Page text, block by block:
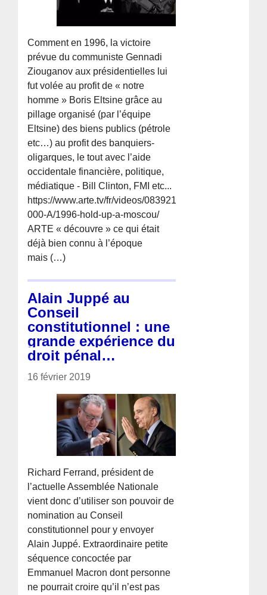
Comment en 1996, la victoire
prévue du communiste Gennadi
Ziouganov aux présidentielles lui
fut volée au profit de « notre
homme » Boris Eltsine grâce au
pillage organisé (par l’équipe
Eltsine) des biens publics (pétrole
etc…) au profit des banquiers-
oligarques, le tout avec l’aide
occidentale financière, politique,
médiatique - Bill Clinton, FMI etc...
https://www.arte.tv/fr/videos/083921-
000-A/1996-hold-up-a-moscou/
ARTE « découvre » ce qui était
déjà bien connu à l’époque
mais (…)
Alain Juppé au
Conseil
constitutionnel : une
grande expérience du
droit pénal…
16 février 2019
Richard Ferrand, président de
l’actuelle Assemblée Nationale
vient donc d’utiliser son pouvoir de
nomination au Conseil
constitutionnel pour y envoyer
Alain Juppé. Extraordinaire petite
séquence concoctée par
Emmanuel Macron dont personne
ne pourrait croire qu’il n’est pas